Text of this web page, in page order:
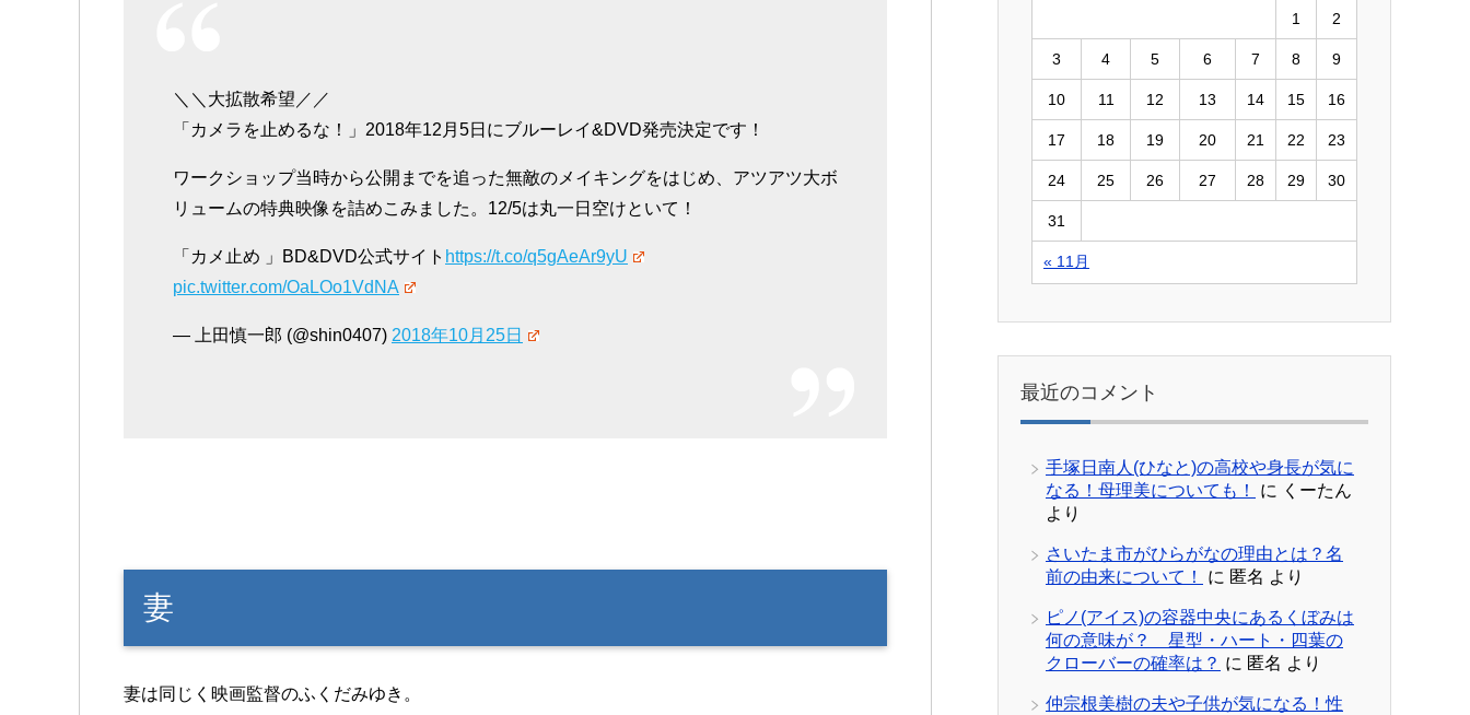
＼＼大拡散希望／／
「カメラを止めるな！」2018年12月5日にブルーレイ&DVD発売決定です！
ワークショップ当時から公開までを追った無敵のメイキングをはじめ、アツアツ大ボ
リュームの特典映像を詰めこみました。12/5は丸一日空けといて！
「カメ止め 」BD&DVD公式サイト https://t.co/q5gAeAr9yU
pic.twitter.com/OaLOo1VdNA
— 上田慎一郎 (@shin0407) 2018年10月25日
妻
妻は同じく映画監督のふくだみゆき。
« 11月
1 2
3 4 5 6 7 8 9
10 11 12 13 14 15 16
17 18 19 20 21 22 23
24 25 26 27 28 29 30
31
最近のコメント
手塚日南人(ひなと)の高校や身長が気に
なる！母理美についても！
に くーたん
より
さいたま市がひらがなの理由とは？名
前の由来について！
に 匿名 より
ピノ(アイス)の容器中央にあるくぼみは
何の意味が？ 星型・ハート・四葉の
クローバーの確率は？ に 匿名 より
仲宗根美樹の夫や子供が気になる！性